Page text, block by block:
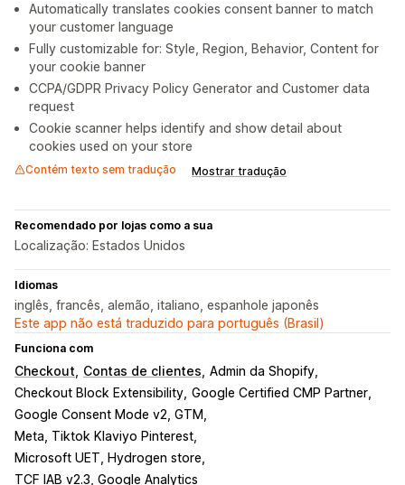
Automatically translates cookies consent banner to match
your customer language
Fully customizable for: Style, Region, Behavior, Content for
your cookie banner
CCPA/GDPR Privacy Policy Generator and Customer data
request
Cookie scanner helps identify and show detail about
cookies used on your store
Contém texto sem tradução Mostrar tradução
Recomendado por lojas como a sua
Localização: Estados Unidos
Idiomas
inglês, francês, alemão, italiano, espanhole japonês
Este app não está traduzido para português (Brasil)
Funciona com
Checkout Contas de clientes Admin da Shopify
Checkout Block Extensibility Google Certified CMP Partner
Google Consent Mode v2, GTM
Meta, Tiktok Klaviyo Pinterest
Microsoft UET, Hydrogen store
TCF IAB v2.3, Google Analytics